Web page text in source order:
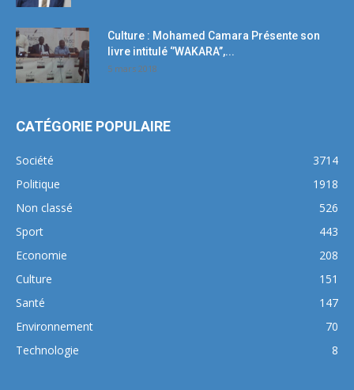
Culture : Mohamed Camara Présente son
livre intitulé ‘’WAKARA’’,...
5 mars 2018
CATÉGORIE POPULAIRE
Société
3714
Politique
1918
Non classé
526
Sport
443
Economie
208
Culture
151
Santé
147
Environnement
70
Technologie
8